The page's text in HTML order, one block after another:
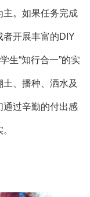
主。如果任务完成
者开展丰富的DIY
生“知行合一”的实
、播种、洒水及
通过辛勤的付出感